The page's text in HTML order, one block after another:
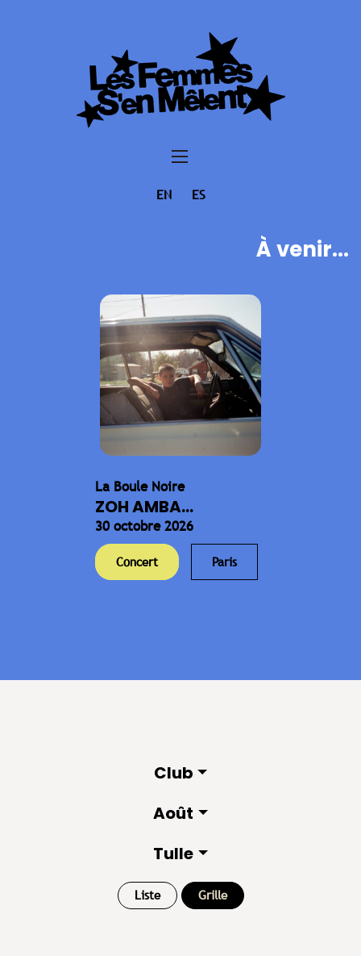
EN ES
À venir...
La Boule Noire
ZOH AMBA...
30 octobre 2026
Concert Paris
Club
Août
Tulle
Liste Grille